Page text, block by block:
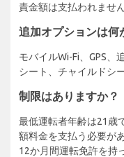
責金額は支払われません
追加オプションは何
モバイルWi-Fi、GPS、
シート、チャイルドシ
制限はありますか？
最低運転者年齢は21歳
額料金を支払う必要が
12か月間運転免許を持